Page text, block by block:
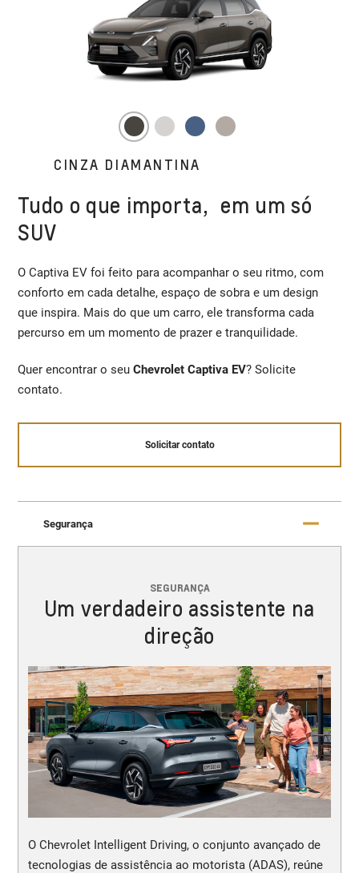
CINZA DIAMANTINA
Tudo o que importa, em um só
SUV
O Captiva EV foi feito para acompanhar o seu ritmo, com
conforto em cada detalhe, espaço de sobra e um design
que inspira. Mais do que um carro, ele transforma cada
percurso em um momento de prazer e tranquilidade.
Quer encontrar o seuChevrolet Captiva EV? Solicite
contato.
Solicitar contato
Segurança
SEGURANÇA
Um verdadeiro assistente na
direção
O Chevrolet Intelligent Driving, o conjunto avançado de
tecnologias de assistência ao motorista (ADAS), reúne